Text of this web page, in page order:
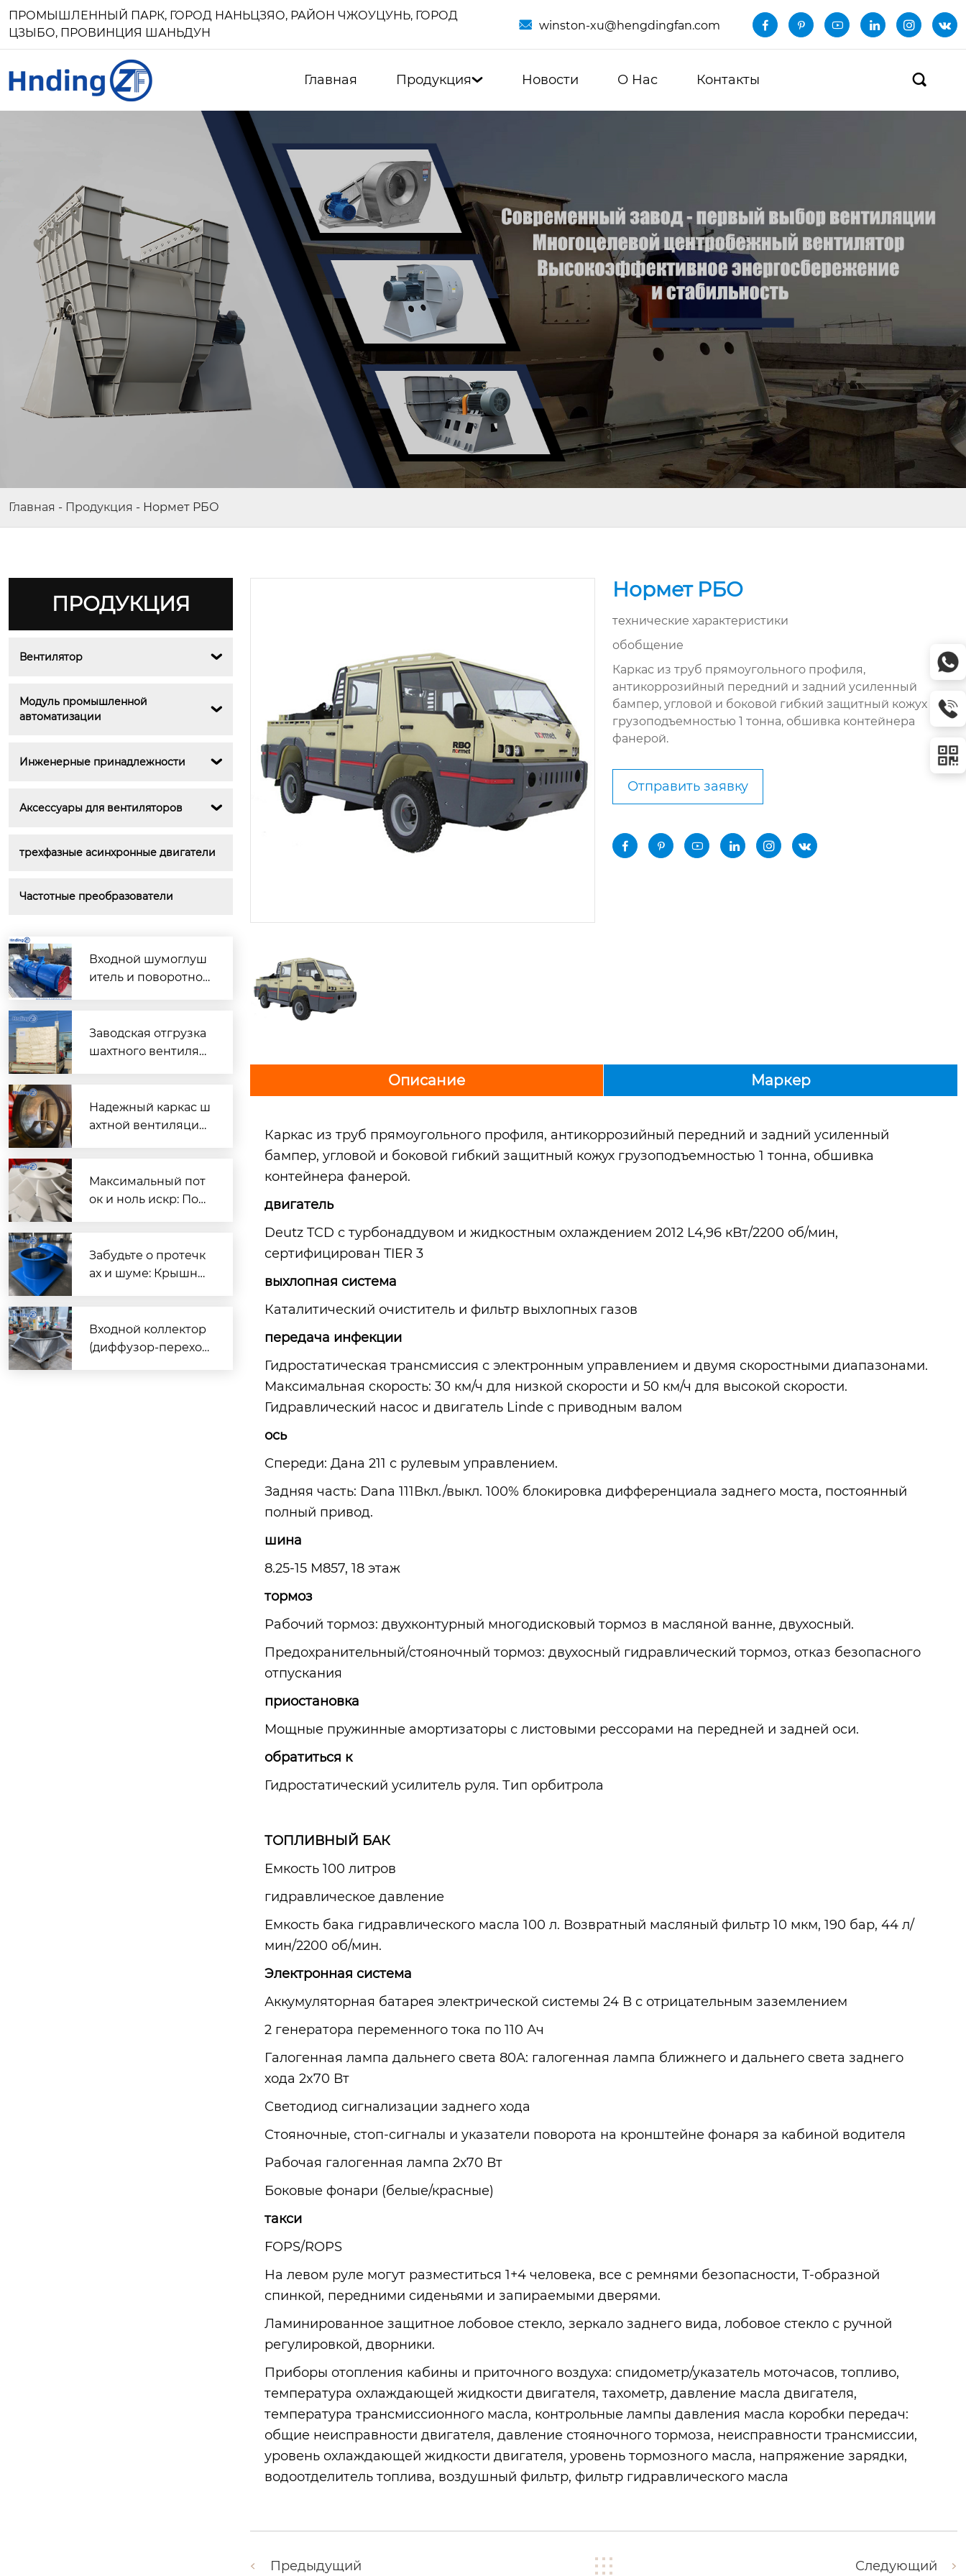
ПРОМЫШЛЕННЫЙ ПАРК, ГОРОД НАНЬЦЗЯО, РАЙОН ЧЖОУЦУНЬ, ГОРОД
ЦЗЫБО, ПРОВИНЦИЯ ШАНЬДУН
 winston-xu@hengdingfan.com      
Главная Продукция Новости О Нас Контакты 
Главная - Продукция - Нормет РБО
ПРОДУКЦИЯ
Вентилятор 
Модуль промышленной
автоматизации

Инженерные принадлежности 
Аксессуары для вентиляторов 
трехфазные асинхронные двигатели
Частотные преобразователи
Входной шумоглуш
итель и поворотно-
вентилятора главно
го проветривания
Заводская отгрузка
шахтного вентилят
его объекта в Казах
стане
Надежный каркас ш
ахтной вентиляции:
DK
Максимальный пот
ок и ноль искр: Пош
шахтной вентиляци
и
Забудьте о протечк
ах и шуме: Крышны
от жары и пыли!
Входной коллектор
(диффузор-переход
Нормет РБО
технические характеристики
обобщение
Каркас из труб прямоугольного профиля,
антикоррозийный передний и задний усиленный
бампер, угловой и боковой гибкий защитный кожух
грузоподъемностью 1 тонна, обшивка контейнера
фанерой.
Отправить заявку
     
Описание Маркер
Каркас из труб прямоугольного профиля, антикоррозийный передний и задний усиленный
бампер, угловой и боковой гибкий защитный кожух грузоподъемностью 1 тонна, обшивка
контейнера фанерой.
двигатель
Deutz TCD с турбонаддувом и жидкостным охлаждением 2012 L4,96 кВт/2200 об/мин,
сертифицирован TIER 3
выхлопная система
Каталитический очиститель и фильтр выхлопных газов
передача инфекции
Гидростатическая трансмиссия с электронным управлением и двумя скоростными диапазонами.
Максимальная скорость: 30 км/ч для низкой скорости и 50 км/ч для высокой скорости.
Гидравлический насос и двигатель Linde с приводным валом
ось
Спереди: Дана 211 с рулевым управлением.
Задняя часть: Dana 111Вкл./выкл. 100% блокировка дифференциала заднего моста, постоянный
полный привод.
шина
8.25-15 М857, 18 этаж
тормоз
Рабочий тормоз: двухконтурный многодисковый тормоз в масляной ванне, двухосный.
Предохранительный/стояночный тормоз: двухосный гидравлический тормоз, отказ безопасного
отпускания
приостановка
Мощные пружинные амортизаторы с листовыми рессорами на передней и задней оси.
обратиться к
Гидростатический усилитель руля. Тип орбитрола
ТОПЛИВНЫЙ БАК
Емкость 100 литров
гидравлическое давление
Емкость бака гидравлического масла 100 л. Возвратный масляный фильтр 10 мкм, 190 бар, 44 л/
мин/2200 об/мин.
Электронная система
Аккумуляторная батарея электрической системы 24 В с отрицательным заземлением
2 генератора переменного тока по 110 Ач
Галогенная лампа дальнего света 80А: галогенная лампа ближнего и дальнего света заднего
хода 2x70 Вт
Светодиод сигнализации заднего хода
Стояночные, стоп-сигналы и указатели поворота на кронштейне фонаря за кабиной водителя
Рабочая галогенная лампа 2х70 Вт
Боковые фонари (белые/красные)
такси
FOPS/ROPS
На левом руле могут разместиться 1+4 человека, все с ремнями безопасности, Т-образной
спинкой, передними сиденьями и запираемыми дверями.
Ламинированное защитное лобовое стекло, зеркало заднего вида, лобовое стекло с ручной
регулировкой, дворники.
Приборы отопления кабины и приточного воздуха: спидометр/указатель моточасов, топливо,
температура охлаждающей жидкости двигателя, тахометр, давление масла двигателя,
температура трансмиссионного масла, контрольные лампы давления масла коробки передач:
общие неисправности двигателя, давление стояночного тормоза, неисправности трансмиссии,
уровень охлаждающей жидкости двигателя, уровень тормозного масла, напряжение зарядки,
водоотделитель топлива, воздушный фильтр, фильтр гидравлического масла
Предыдущий Следующий